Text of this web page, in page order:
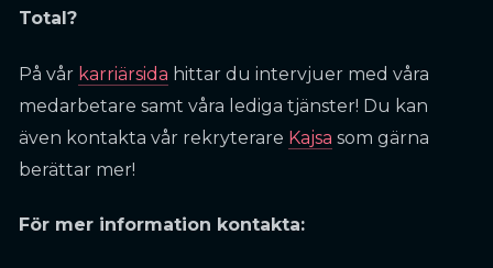
Total?
På vår karriärsida hittar du intervjuer med våra
medarbetare samt våra lediga tjänster! Du kan
även kontakta vår rekryterare Kajsa som gärna
berättar mer!
För mer information kontakta: